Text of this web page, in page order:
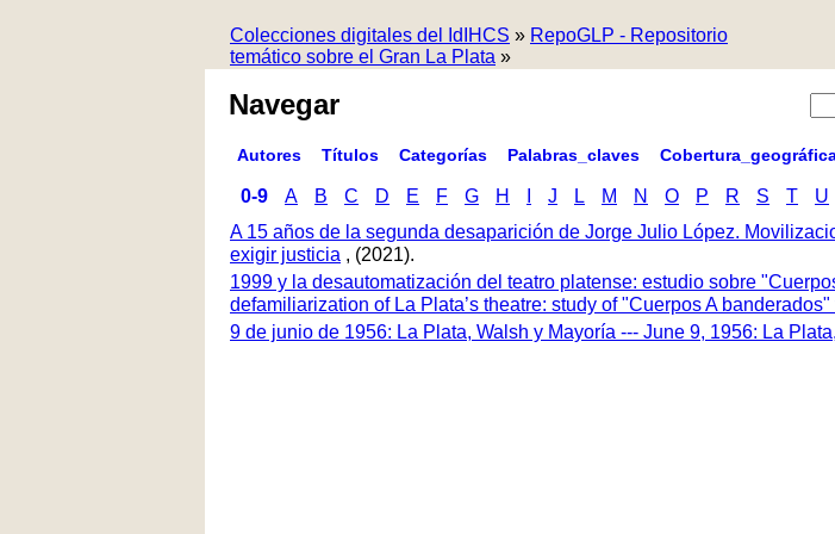
Colecciones digitales del IdIHCS » RepoGLP - Repositorio
temático sobre el Gran La Plata »
Navegar
Autores Títulos Categorías Palabras_claves
0-9 A B C D E F G H J L M N O P R S T U
A 15 años de la segunda desaparición de Jorge Julio López.
exigir justicia , (2021).
1999 y la desautomatización del teatro platense: estudio sobre
defamiliarization of La Plata’s theatre: study of "Cuerpos A
9 de junio de 1956: La Plata, Walsh y Mayoría --- June 9, 1956: La